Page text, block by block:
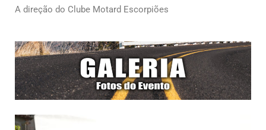
A direção do Clube Motard Escorpiões